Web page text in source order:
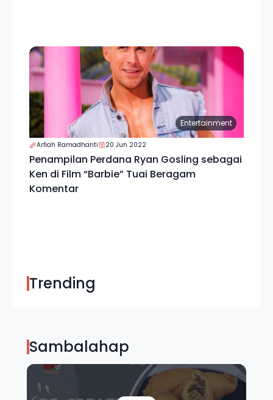
Entertainment
Arfiah Ramadhanti 20 Jun 2022
Penampilan Perdana Ryan Gosling sebagai
Ken di Film “Barbie” Tuai Beragam
Komentar
Trending
Sambalahap